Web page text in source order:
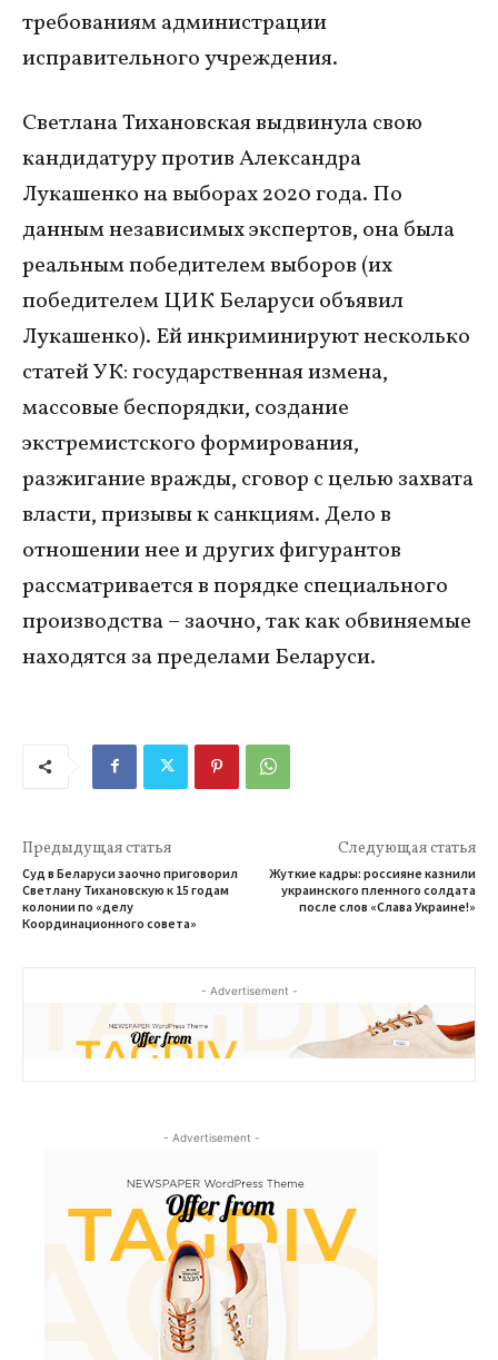
требованиям администрации
исправительного учреждения.
Светлана Тихановская выдвинула свою
кандидатуру против Александра
Лукашенко на выборах 2020 года. По
данным независимых экспертов, она была
реальным победителем выборов (их
победителем ЦИК Беларуси объявил
Лукашенко). Ей инкриминируют несколько
статей УК: государственная измена,
массовые беспорядки, создание
экстремистского формирования,
разжигание вражды, сговор с целью захвата
власти, призывы к санкциям. Дело в
отношении нее и других фигурантов
рассматривается в порядке специального
производства – заочно, так как обвиняемые
находятся за пределами Беларуси.
Предыдущая статья
Суд в Беларуси заочно приговорил
Светлану Тихановскую к 15 годам
колонии по «делу
Координационного совета»
Следующая статья
Жуткие кадры: россияне казнили
украинского пленного солдата
после слов «Слава Украине!»
- Advertisement -
- Advertisement -